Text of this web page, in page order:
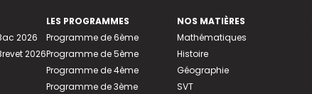
2026
2026
LES PROGRAMMES
Programme de 6ème
Programme de 5ème
Programme de 4ème
Programme de 3ème
NOS MATIÈRES
Mathématiques
Histoire
Géographie
SVT